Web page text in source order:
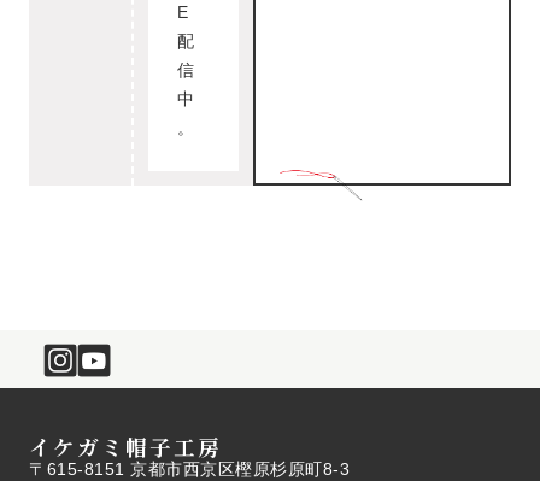
E
配
信
中
。
イケガミ帽子工房
〒615-8151 京都市西京区樫原杉原町8-3